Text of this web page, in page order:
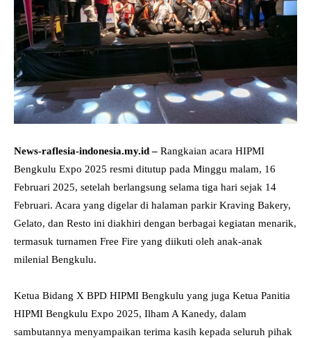
News-raflesia-indonesia.my.id – Rangkaian acara HIPMI
Bengkulu Expo 2025 resmi ditutup pada Minggu malam, 16
Februari 2025, setelah berlangsung selama tiga hari sejak 14
Februari. Acara yang digelar di halaman parkir Kraving Bakery,
Gelato, dan Resto ini diakhiri dengan berbagai kegiatan menarik,
termasuk turnamen Free Fire yang diikuti oleh anak-anak
milenial Bengkulu.
Ketua Bidang X BPD HIPMI Bengkulu yang juga Ketua Panitia
HIPMI Bengkulu Expo 2025, Ilham A Kanedy, dalam
sambutannya menyampaikan terima kasih kepada seluruh pihak